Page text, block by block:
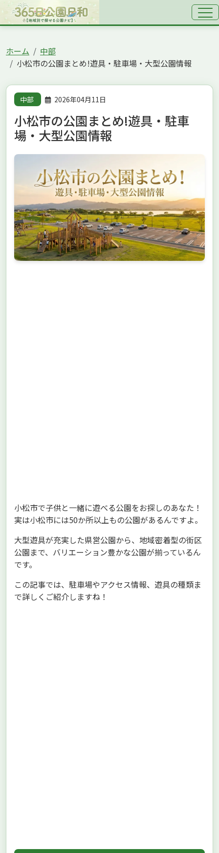
ホーム
中部
小松市の公園まとめ!遊具・駐車場・大型公園情報
中部 2026年04月11日
小松市の公園まとめ!遊具・駐車
場・大型公園情報
小松市で子供と一緒に遊べる公園をお探しのあなた！
実は小松市には50か所以上もの公園があるんですよ。
大型遊具が充実した県営公園から、地域密着型の街区
公園まで、バリエーション豊かな公園が揃っているん
です。
この記事では、駐車場やアクセス情報、遊具の種類ま
で詳しくご紹介しますね！